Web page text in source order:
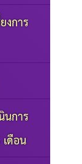
งการ
นการ
ดือน